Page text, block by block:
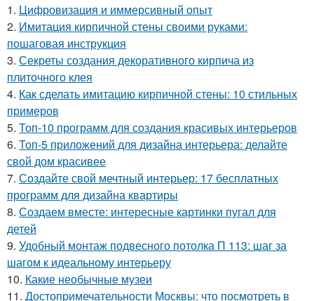
1. Цифровизация и иммерсивный опыт
2. Имитация кирпичной стены своими руками:
пошаговая инструкция
3. Секреты создания декоративного кирпича из
плиточного клея
4. Как сделать имитацию кирпичной стены: 10 стильных
примеров
5. Топ-10 программ для создания красивых интерьеров
6. Топ-5 приложений для дизайна интерьера: делайте
свой дом красивее
7. Создайте свой мечтный интерьер: 17 бесплатных
программ для дизайна квартиры
8. Создаем вместе: интересные картинки пугал для
детей
9. Удобный монтаж подвесного потолка П 113: шаг за
шагом к идеальному интерьеру
10. Какие необычные музеи
11. Достопримечательности Москвы: что посмотреть в